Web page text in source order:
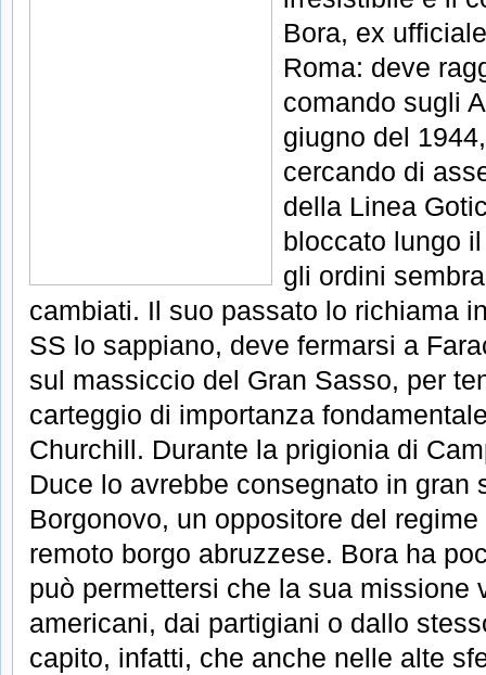
Bora, ex
Roma: deve
comando sugli
giugno del
cercando di
della Linea
bloccato lungo
gli ordini
cambiati. Il suo passato lo richiama
SS lo sappiano, deve fermarsi a
sul massiccio del Gran Sasso, per
carteggio di importanza
Churchill. Durante la prigionia di
Duce lo avrebbe consegnato in gran
Borgonovo, un oppositore del
remoto borgo abruzzese. Bora ha
può permettersi che la sua missione
americani, dai partigiani o dallo
capito, infatti, che anche nelle alte